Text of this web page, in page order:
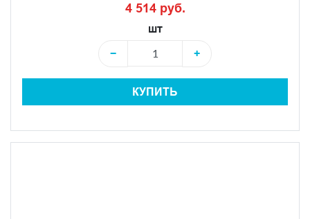
4 514 руб.
шт
−
+
КУПИТЬ